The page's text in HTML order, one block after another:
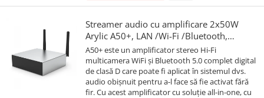
Streamer audio cu amplificare 2x50W
Arylic A50+, LAN /Wi-Fi /Bluetooth,
24bit/192kHz, Multiroom
A50+ este un amplificator stereo Hi-Fi
multicamera WiFi și Bluetooth 5.0 complet digital
de clasă D care poate fi aplicat în sistemul dvs.
audio obișnuit pentru a-l face să fie activat fără
fir. Cu acest amplificator cu soluție all-in-one, cu